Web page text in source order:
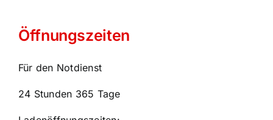
Öffnungszeiten
Für den Notdienst
24 Stunden 365 Tage